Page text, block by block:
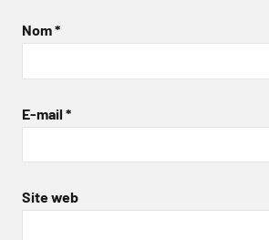
Nom*
E-mail *
Site web